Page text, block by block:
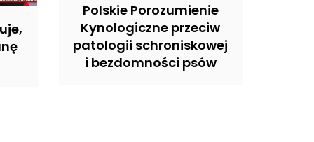
Polskie Porozumienie
Kynologiczne przeciw
patologii schroniskowej
i bezdomności psów